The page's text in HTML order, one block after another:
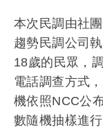
演講邀
本次民調由社
趨勢民調公司
18歲的民眾，
電話調查方式，
機依照NCC公
數隨機抽樣進